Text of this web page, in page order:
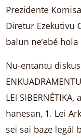
Prezidente
Diretur Ezekutivu
balun ne’ebé
Nu-entantu
LEI
hanesan, 1. Lei
sei sai baze legál